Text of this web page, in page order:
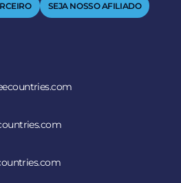
SEJA NOSSO AFILIADO